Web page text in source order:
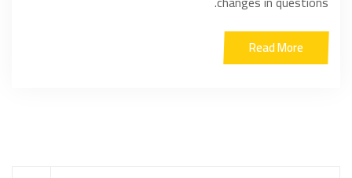
Read More